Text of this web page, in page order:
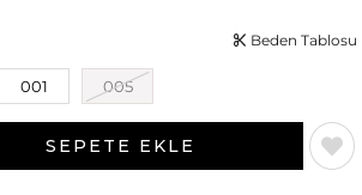
001 005
Beden Tablosu